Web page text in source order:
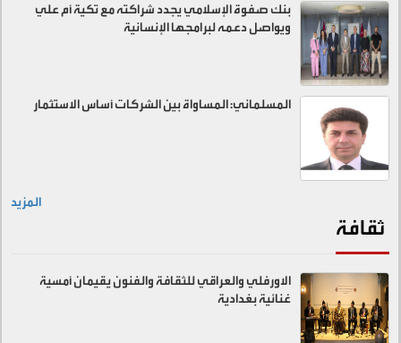
بنك صفوة الإسلامي يجدد شراكته مع تكية أم علي
ويواصل دعمه لبرامجها الإنسانية
المسلماني: المساواة بين الشركات أساس الاستثمار
المزيد
ثقافة
الاورفلي والعراقي للثقافة والفنون يقيمان أمسية
غنائية بغدادية